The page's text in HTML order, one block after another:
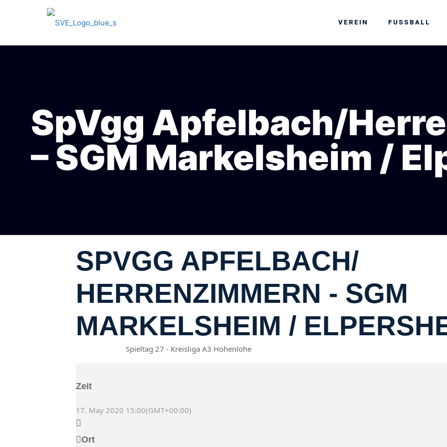
VEREIN FUSSBALL
SpVgg Apfelbach/​
– SGM Markelsheim /
SPVGG APFELBACH/​
HERRENZIMMERN - SGM
MARKELSHEIM /
Spieltag 27 - Kreisliga A3 Hohenlohe
Zeit
17. May 2020 15:00(GMT+00:00)
Ort